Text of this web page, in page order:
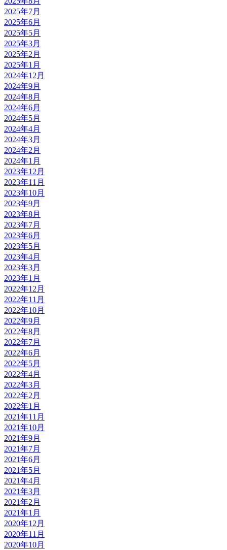
2025年7月
2025年6月
2025年5月
2025年3月
2025年2月
2025年1月
2024年12月
2024年9月
2024年8月
2024年6月
2024年5月
2024年4月
2024年3月
2024年2月
2024年1月
2023年12月
2023年11月
2023年10月
2023年9月
2023年8月
2023年7月
2023年6月
2023年5月
2023年4月
2023年3月
2023年1月
2022年12月
2022年11月
2022年10月
2022年9月
2022年8月
2022年7月
2022年6月
2022年5月
2022年4月
2022年3月
2022年2月
2022年1月
2021年11月
2021年10月
2021年9月
2021年7月
2021年6月
2021年5月
2021年4月
2021年3月
2021年2月
2021年1月
2020年12月
2020年11月
2020年10月